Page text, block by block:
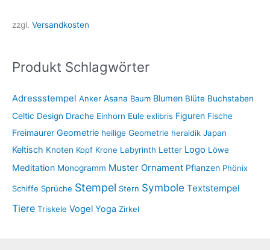
zzgl. Versandkosten
Produkt Schlagwörter
Adressstempel Anker Asana Baum Blumen Blüte Buchstaben
Celtic Design Drache Einhorn Eule exlibris Figuren Fische
Freimaurer Geometrie heilige Geometrie heraldik Japan
Keltisch Knoten Kopf Krone Labyrinth Letter Logo Löwe
Meditation Monogramm Muster Ornament Pflanzen Phönix
Schiffe Sprüche Stempel Stern Symbole Textstempel
Tiere Triskele Vogel Yoga Zirkel